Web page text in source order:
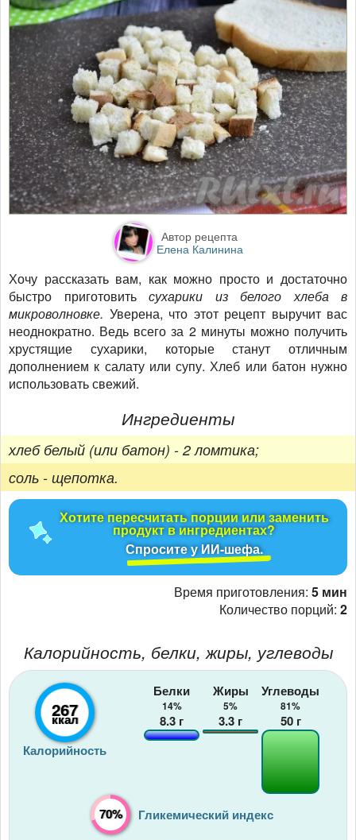
Автор рецепта
Елена Калинина
Хочу рассказать вам, как можно просто и достаточно
быстро приготовить сухарики из белого хлеба в
микроволновке. Уверена, что этот рецепт выручит вас
неоднократно. Ведь всего за 2 минуты можно получить
хрустящие сухарики, которые станут отличным
дополнением к салату или супу. Хлеб или батон нужно
использовать свежий.
Ингредиенты
хлеб белый (или батон) - 2 ломтика;
соль - щепотка.
Хотите пересчитать порции или заменить
продукт в ингредиентах?
Спросите у ИИ-шефа.
Время приготовления: 5 мин
Количество порций: 2
Калорийность, белки, жиры, углеводы
267
ккал
Калорийность
Белки
14%
8.3 г
Жиры
5%
3.3 г
Углеводы
81%
50г
70% Гликемический индекс